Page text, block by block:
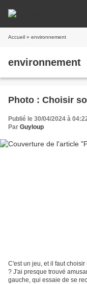
Accueil » environnement
environnement
Photo : Choisir
Publié le 30/04/2024 à
Par Guyloup
C'est un jeu, et il faut
? J'ai presque trouvé
gauche, qui essaie de se